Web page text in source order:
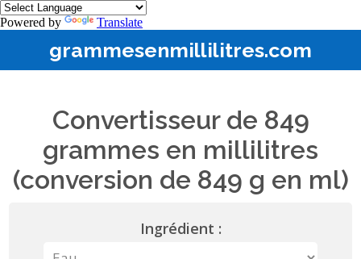
Powered by Translate
grammesenmillilitres.com
Convertisseur de 849
grammes en millilitres
(conversion de 849 g en ml)
Ingrédient :